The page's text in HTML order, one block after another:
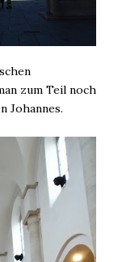
zum Teil noch
Johannes.